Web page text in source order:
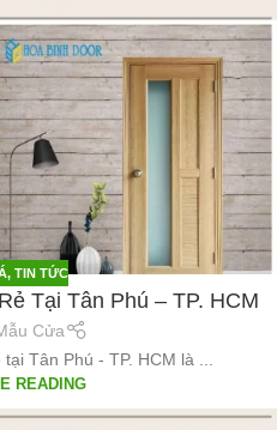
, TIN TỨC
Tại Tân Phú – TP. HCM
Cửa
Tân Phú - TP. HCM là ...
READING